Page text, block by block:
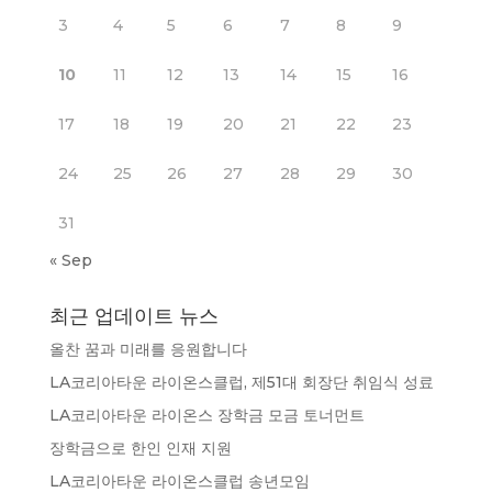
3 4 5 6 7 8 9
10 11 12 13 14 15 16
17 18 19 20 21 22 23
24 25 26 27 28 29 30
31
« Sep
최근 업데이트 뉴스
올찬 꿈과 미래를 응원합니다
LA코리아타운 라이온스클럽, 제51대 회장단 취임식 성료
LA코리아타운 라이온스 장학금 모금 토너먼트
장학금으로 한인 인재 지원
LA코리아타운 라이온스클럽 송년모임